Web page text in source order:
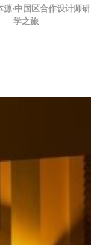
源·中国区合作设计师研
学之旅